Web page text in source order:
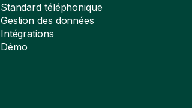
Standard téléphonique
Gestion des données
Intégrations
Démo